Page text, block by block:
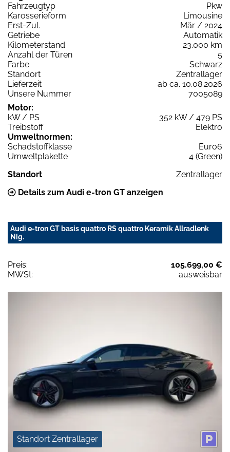
Fahrzeugtyp
Pkw
Karosserieform
Limousine
Erst-Zul.
Mär / 2024
Getriebe
Automatik
Kilometerstand
23.000 km
Anzahl der Türen
5
Farbe
Schwarz
Standort
Zentrallager
Lieferzeit
ab ca. 10.08.2026
Unsere Nummer
7005089
Motor:
kW / PS
352 kW / 479 PS
Treibstoff
Elektro
Umweltnormen:
Schadstoffklasse
Euro6
Umweltplakette
4 (Green)
Standort
Zentrallager
Details zum Audi e-tron GT anzeigen
Audi e-tron GT basis quattro RS quattro Keramik Allradlenk
Nig.
Preis:
105.699,00 €
MWSt:
ausweisbar
Standort Zentrallager